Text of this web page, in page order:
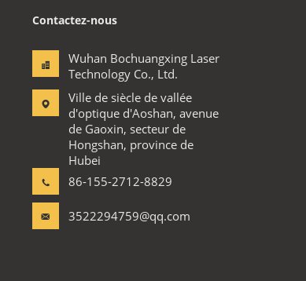
Contactez-nous
Wuhan Bochuangxing Laser
Technology Co., Ltd.
Ville de siècle de vallée
d'optique d'Aoshan, avenue
de Gaoxin, secteur de
Hongshan, province de
Hubei
86-155-2712-8829
3522294759@qq.com